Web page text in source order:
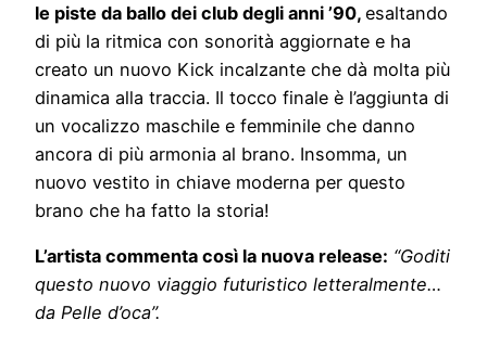
le piste da ballo dei club degli anni ’90, esaltando
di più la ritmica con sonorità aggiornate e ha
creato un nuovo Kick incalzante che dà molta più
dinamica alla traccia. Il tocco finale è l’aggiunta di
un vocalizzo maschile e femminile che danno
ancora di più armonia al brano. Insomma, un
nuovo vestito in chiave moderna per questo
brano che ha fatto la storia!
L’artista commenta così la nuova release: “Goditi
questo nuovo viaggio futuristico letteralmente…
da Pelle d’oca”.